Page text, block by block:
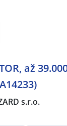
až
s.r.o.